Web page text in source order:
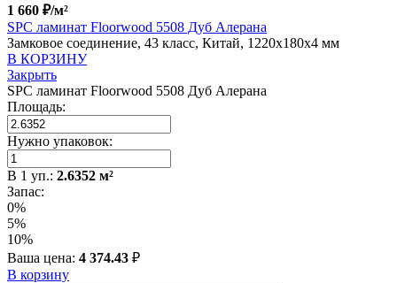
1 660 ₽/м²
SPC ламинат Floorwood 5508 Дуб Алерана
Замковое соединение, 43 класс, Китай, 1220x180x4 мм
В КОРЗИНУ
Закрыть
SPC ламинат Floorwood 5508 Дуб Алерана
Площадь:
Нужно упаковок:
В 1 уп.: 2.6352 м²
Запас:
0%
5%
10%
Ваша цена: 4 374.43 ₽
В корзину